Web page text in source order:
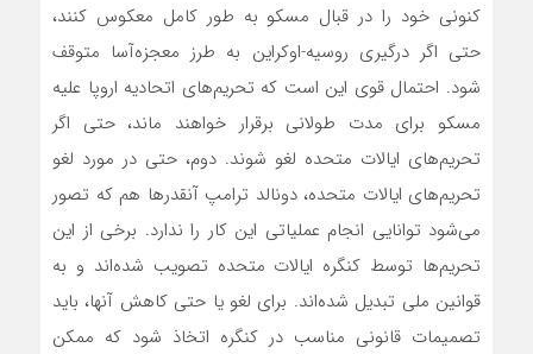
کنونی خود را در قبال مسکو به طور کامل معکوس کنند،
حتی اگر درگیری روسیه-اوکراین به طرز معجزه‌آسا متوقف
شود. احتمال قوی این است که تحریم‌های اتحادیه اروپا علیه
مسکو برای مدت طولانی برقرار خواهند ماند، حتی اگر
تحریم‌های ایالات متحده لغو شوند. دوم، حتی در مورد لغو
تحریم‌های ایالات متحده، دونالد ترامپ آنقدرها هم که تصور
می‌شود توانایی انجام عملیاتی این کار را ندارد. برخی از این
تحریم‌ها توسط کنگره ایالات متحده تصویب شده‌اند و به
قوانین ملی تبدیل شده‌اند. برای لغو یا حتی کاهش آنها، باید
تصمیمات قانونی مناسب در کنگره اتخاذ شود که ممکن